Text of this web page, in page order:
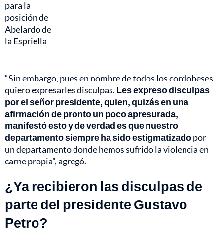
“Sin embargo, pues en nombre de todos los cordobeses
quiero expresarles disculpas. Les expreso disculpas
por el señor presidente, quien, quizás en una
afirmación de pronto un poco apresurada,
manifestó esto y de verdad es que nuestro
departamento siempre ha sido estigmatizadopor
un departamento donde hemos sufrido la violencia en
carne propia”, agregó.
¿Ya recibieron las disculpas de
parte del presidente Gustavo
Petro?